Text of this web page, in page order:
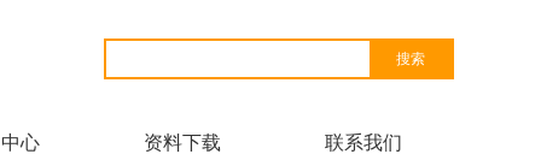
心 资料下载 联系我们